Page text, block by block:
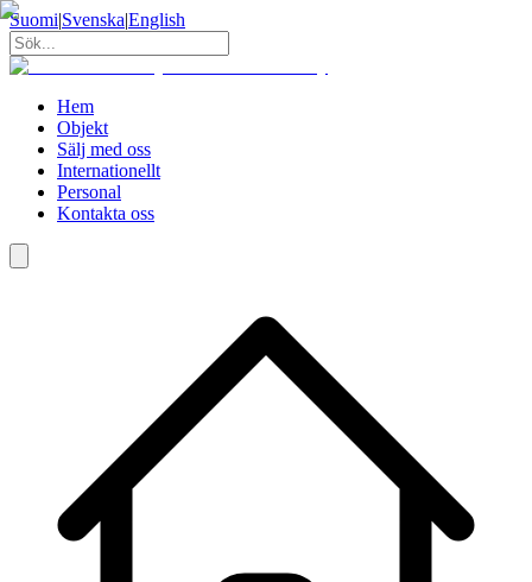
Suomi|Svenska|English
Hem
Objekt
Sälj med oss
Internationellt
Personal
Kontakta oss